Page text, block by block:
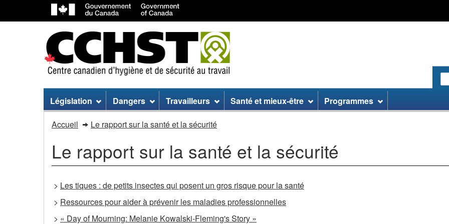
au
aux
à
le
Menu
du
site
Législation Dangers Travailleurs Santé et mieux-être Programmes
Accueil Le rapport sur la santé et la sécurité
Le rapport sur la santé et la sécurité
> Les tiques : de petits insectes qui posent un gros risque pour la santé
> Ressources pour aider à prévenir les maladies professionnelles
> « Day of Mourning: Melanie Kowalski-Fleming's Story »